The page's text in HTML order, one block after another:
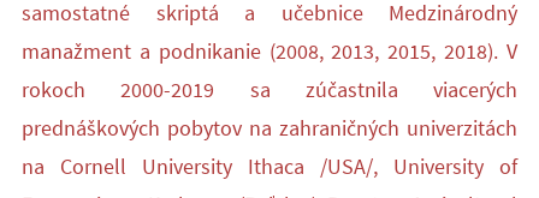
samostatné skriptá a učebnice Medzinárodný
manažment a podnikanie (2008, 2013, 2015, 2018). V
rokoch 2000-2019 sa zúčastnila viacerých
prednáškových pobytov na zahraničných univerzitách
na Cornell University Ithaca /USA/, University of